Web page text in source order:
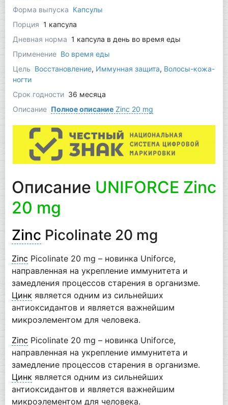
Форма выпуска Капсулы
Порция 1 капсула
Дневная норма 1 капсула в день во время еды
Применение Во время еды
Цель Восстановление, Иммунная защита, Волосы-кожа-
ногти
Срок годности 36 месяца
Описание Полное описаниеZinc 20 mg
Описание UNIFORCE Zinc
20 mg
Zinc Picolinate 20 mg
Zinc Picolinate 20 mg – новинка Uniforce,
направленная на укрепление иммунитета и
замедления процессов старения в организме.
Цинк является одним из сильнейших
антиоксидантов и является важнейшим
микроэлементом для человека.
Zinc Picolinate 20 mg – новинка Uniforce,
направленная на укрепление иммунитета и
замедлениe процессов старения в организме.
Цинк является одним из сильнейших
антиоксидантов и является важнейшим
микроэлементом для человека.